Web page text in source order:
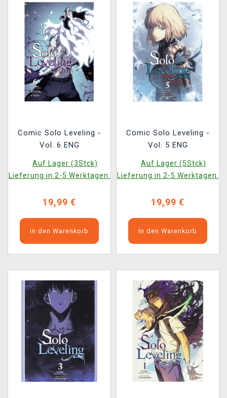
Comic Solo Leveling -
Vol. 6 ENG
Auf Lager (3Stck)
Lieferung in 2-5 Werktagen.
19,99 €
In den Warenkorb
Comic Solo Leveling -
Vol. 5 ENG
Auf Lager (5Stck)
Lieferung in 2-5 Werktagen.
19,99 €
In den Warenkorb